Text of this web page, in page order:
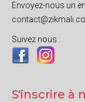
Envoyez-nous un
Suivez nous :
S'inscrire à